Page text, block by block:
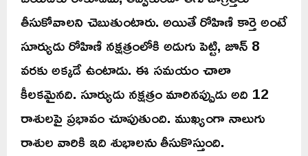
తీసుకోవాలని చెబుతుంటారు. అయితే రోహిణి కార్తె అంటే
సూర్యుడు రోహిణి నక్షత్రంలోకి అడుగు పెట్టి, జూన్ 8
వరకు అక్కడే ఉంటాడు. ఈ సమయం చాలా
కీలకమైనది. సూర్యుడు నక్షత్రం మారినప్పుడు అది 12
రాశులపై ప్రభావం చూపుతుంది. ముఖ్యంగా నాలుగు
రాశుల వారికి ఇది శుభాలను తీసుకొస్తుంది.